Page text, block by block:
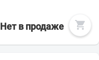
Нет в продаже